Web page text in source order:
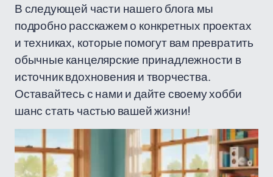
В следующей части нашего блога мы
подробно расскажем о конкретных проектах
и техниках, которые помогут вам превратить
обычные канцелярские принадлежности в
источник вдохновения и творчества.
Оставайтесь с нами и дайте своему хобби
шанс стать частью вашей жизни!